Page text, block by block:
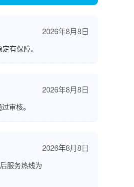
2026年8月8日
有保障。
2026年8月8日
审核。
2026年8月8日
服务热线为